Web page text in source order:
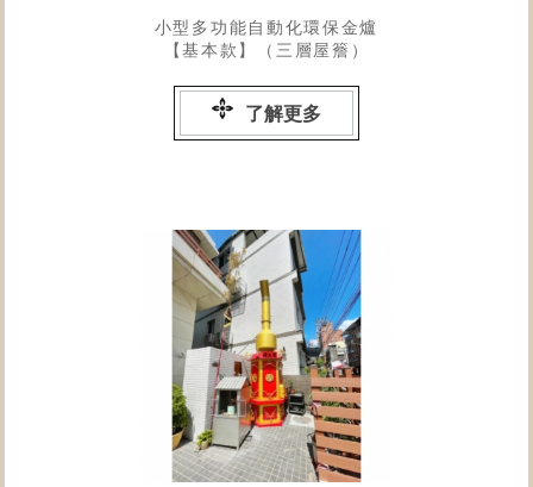
小型多功能自動化環保金爐
【基本款】（三層屋簷）
了解更多